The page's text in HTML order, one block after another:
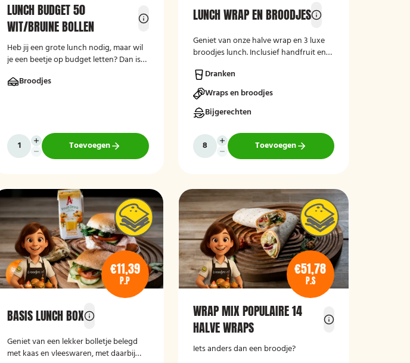
LUNCH BUDGET 50
WIT/BRUINE BOLLEN
Heb jij een grote lunch nodig, maar wil
je een beetje op budget letten? Dan is
Broodjes
Toevoegen
LUNCH WRAP EN BROODJES
Geniet van onze halve wrap en 3 luxe
broodjes lunch. Inclusief handfruit en
op je thuisadres of op kantoor.
Smakelijk!
Dranken
Wraps en broodjes
Bijgerechten
Toevoegen
€11,39
P.P
BASIS LUNCH BOX
Geniet van een lekker bolletje belegd
met kaas en vleeswaren, met daarbij
€51,78
P.S
WRAP MIX POPULAIRE 14
HALVE WRAPS
Iets anders dan een broodje?